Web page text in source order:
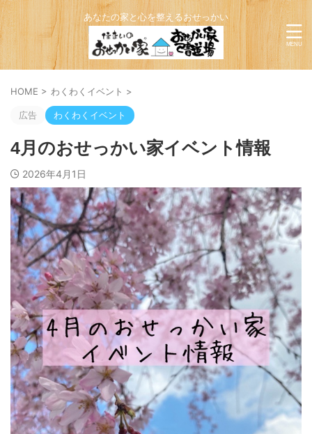
あなたの家と心を整えるおせっかい
HOME > わくわくイベント >
広告 わくわくイベント
4月のおせっかい家イベント情報
2026年4月1日